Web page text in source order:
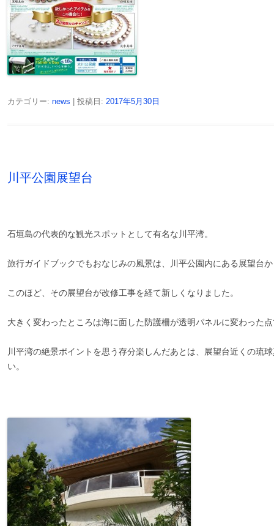
カテゴリー: news | 投稿日: 2017年5月30日
川平公園展望台
石垣島の代表的な観光スポットとして有名な川平湾。
旅行ガイドブックでもおなじみの風景は、川平公園内にある展望台
このほど、その展望台が改修工事を経て新しくなりました。
大きく変わったところは海に面した防護柵が透明パネルに変わった
川平湾の絶景ポイントを思う存分楽しんだあとは、展望台近くの琉
い。